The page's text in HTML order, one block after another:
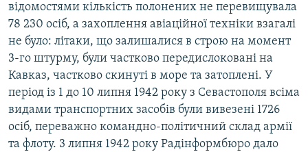
відомостями кількість полонених не перевищувала
78 230 осіб, а захоплення авіаційної техніки взагалі
не було: літаки, що залишалися в строю на момент
3-го штурму, були частково передислоковані на
Кавказ, частково скинуті в море та затоплені. У
період із 1 до 10 липня 1942 року з Севастополя всіма
видами транспортних засобів були вивезені 1726
осіб, переважно командно-політичний склад армії
та флоту. 3 липня 1942 року Радінформбюро дало